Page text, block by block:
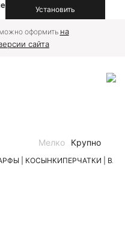
Установить
оформить на
сайта
| КОСЫНКИПЕРЧАТКИ |
Мелко Крупно